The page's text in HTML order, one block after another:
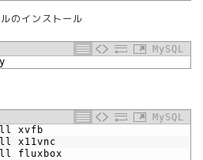
のインストール
MySQL
MySQL
xvfb
x11vnc
fluxbox